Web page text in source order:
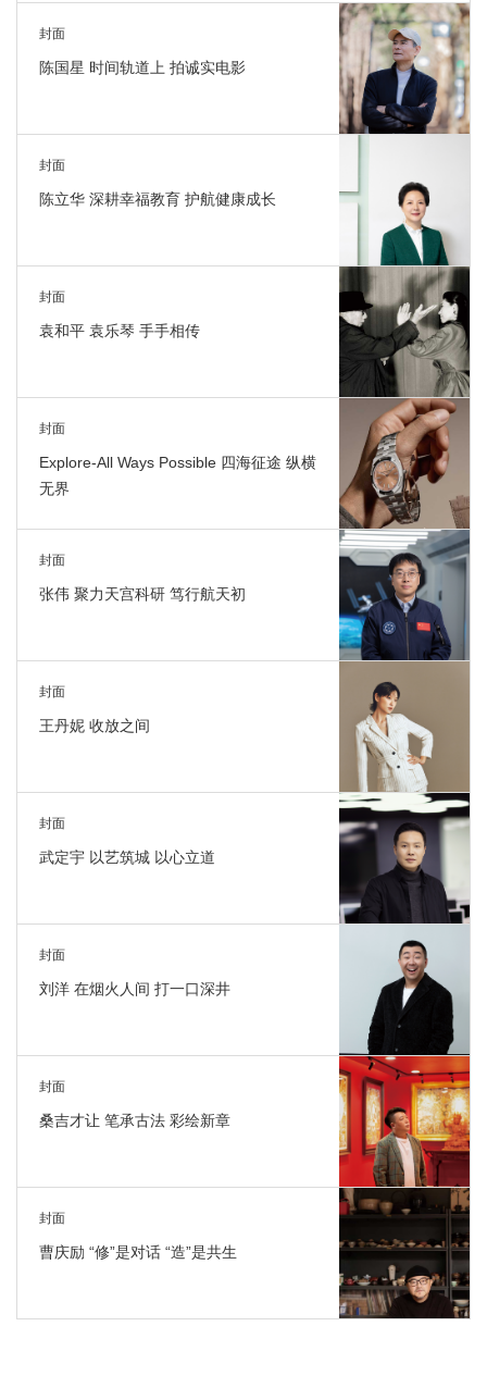
封面
陈国星 时间轨道上 拍诚实电影
封面
陈立华 深耕幸福教育 护航健康成长
封面
袁和平 袁乐琴 手手相传
封面
Explore-All Ways Possible 四海征途 纵横
无界
封面
张伟 聚力天宫科研 笃行航天初
封面
王丹妮 收放之间
封面
武定宇 以艺筑城 以心立道
封面
刘洋 在烟火人间 打一口深井
封面
桑吉才让 笔承古法 彩绘新章
封面
曹庆励 “修”是对话 “造”是共生